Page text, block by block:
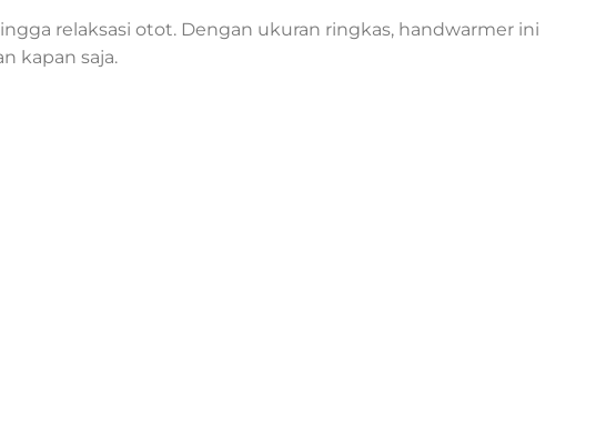
relaksasi otot. Dengan ukuran ringkas, handwarmer ini
kapan saja.